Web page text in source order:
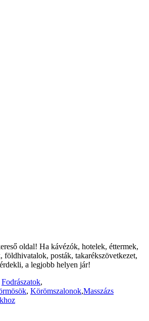
oldal! Ha kávézók, hotelek, éttermek,
földhivatalok, posták, takarékszövetkezet,
a legjobb helyen jár!
Fodrászatok,
, Körömszalonok,Masszázs